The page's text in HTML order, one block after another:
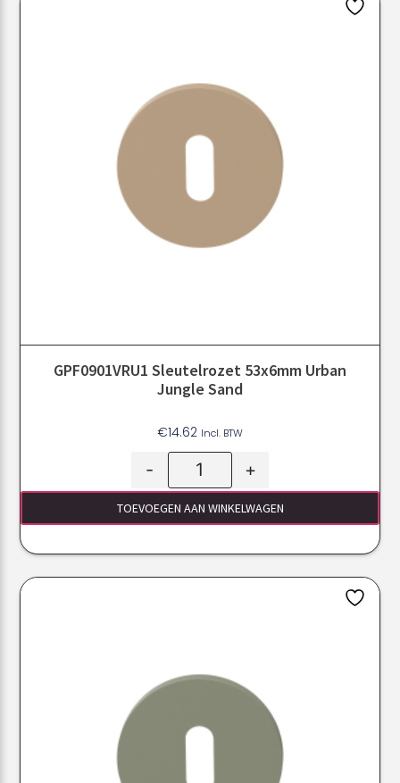
GPF0901VRU1 Sleutelrozet 53x6mm Urban
Jungle Sand
€14.62 Incl. BTW
- +
TOEVOEGEN AAN WINKELWAGEN